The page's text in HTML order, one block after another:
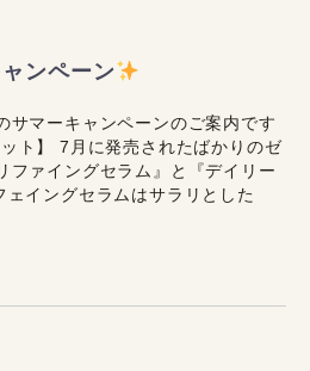
ンペーン
サマーキャンペーンのご案内です
ト】 7月に発売されたばかりのゼ
ファイングセラム』と『デイリー
ェイングセラムはサラリとした